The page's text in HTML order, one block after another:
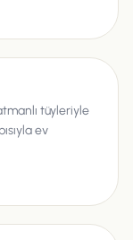
tüyleriyle
ev